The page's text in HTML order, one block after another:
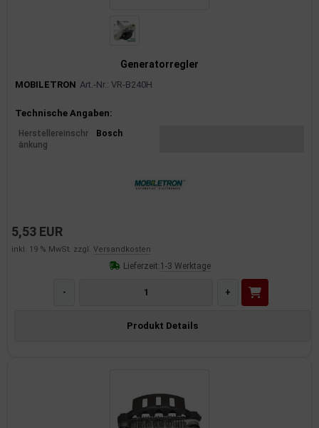
Generatorregler
MOBILETRON Art.-Nr.: VR-B240H
Produktinformationen
Technische Angaben:
Herstellereinschr
änkung
Bosch
5,53 EUR
inkl. 19 % MwSt. zzgl. Versandkosten
Lieferzeit:1-3 Werktage
- +
Produkt Details
Verbrauchsmaterial
Reifen